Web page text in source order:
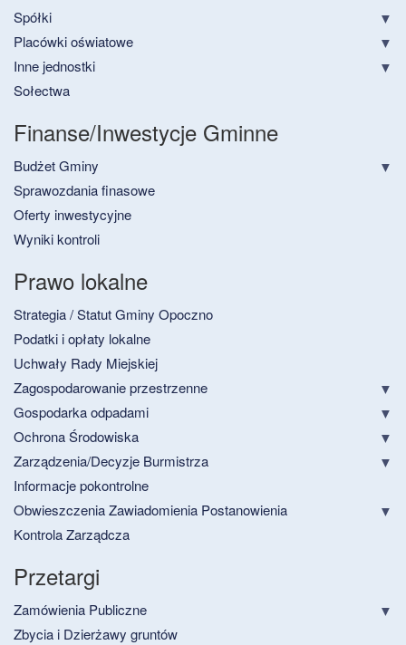
Spółki
Placówki oświatowe
Inne jednostki
Sołectwa
Finanse/Inwestycje Gminne
Budżet Gminy
Sprawozdania finasowe
Oferty inwestycyjne
Wyniki kontroli
Prawo lokalne
Strategia / Statut Gminy Opoczno
Podatki i opłaty lokalne
Uchwały Rady Miejskiej
Zagospodarowanie przestrzenne
Gospodarka odpadami
Ochrona Środowiska
Zarządzenia/Decyzje Burmistrza
Informacje pokontrolne
Obwieszczenia Zawiadomienia Postanowienia
Kontrola Zarządcza
Przetargi
Zamówienia Publiczne
Zbycia i Dzierżawy gruntów